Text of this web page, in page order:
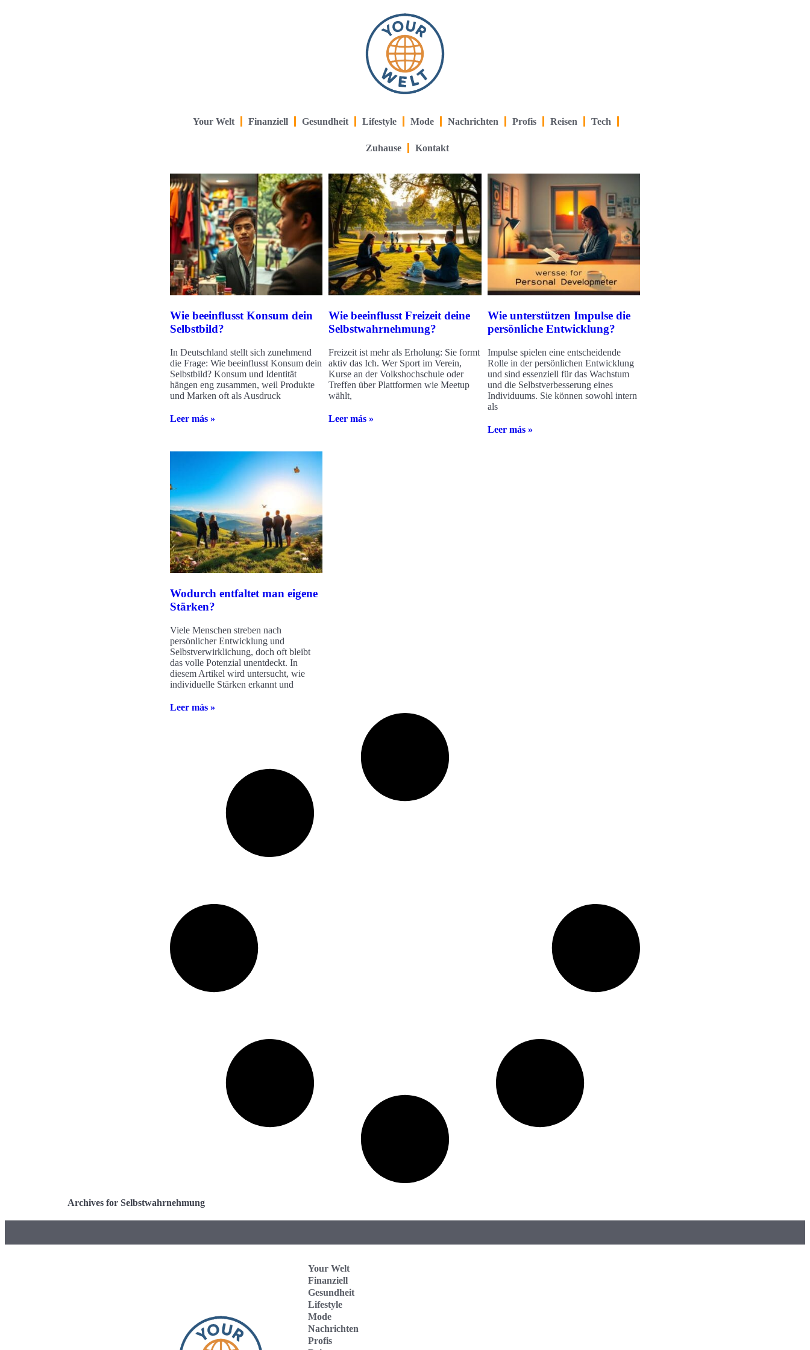
Your Welt Finanziell Gesundheit Lifestyle Mode Nachrichten Profis Reisen Tech
Zuhause Kontakt
Wie beeinflusst Konsum dein
Selbstbild?
In Deutschland stellt sich zunehmend
die Frage: Wie beeinflusst Konsum dein
Selbstbild? Konsum und Identität
hängen eng zusammen, weil Produkte
und Marken oft als Ausdruck
Leer más »
Wie beeinflusst Freizeit deine
Selbstwahrnehmung?
Freizeit ist mehr als Erholung: Sie formt
aktiv das Ich. Wer Sport im Verein,
Kurse an der Volkshochschule oder
Treffen über Plattformen wie Meetup
wählt,
Leer más »
Wie unterstützen Impulse die
persönliche Entwicklung?
Impulse spielen eine entscheidende
Rolle in der persönlichen Entwicklung
und sind essenziell für das Wachstum
und die Selbstverbesserung eines
Individuums. Sie können sowohl intern
als
Leer más »
Wodurch entfaltet man eigene
Stärken?
Viele Menschen streben nach
persönlicher Entwicklung und
Selbstverwirklichung, doch oft bleibt
das volle Potenzial unentdeckt. In
diesem Artikel wird untersucht, wie
individuelle Stärken erkannt und
Leer más »
Archives for Selbstwahrnehmung
Your Welt
Finanziell
Gesundheit
Lifestyle
Mode
Nachrichten
Profis